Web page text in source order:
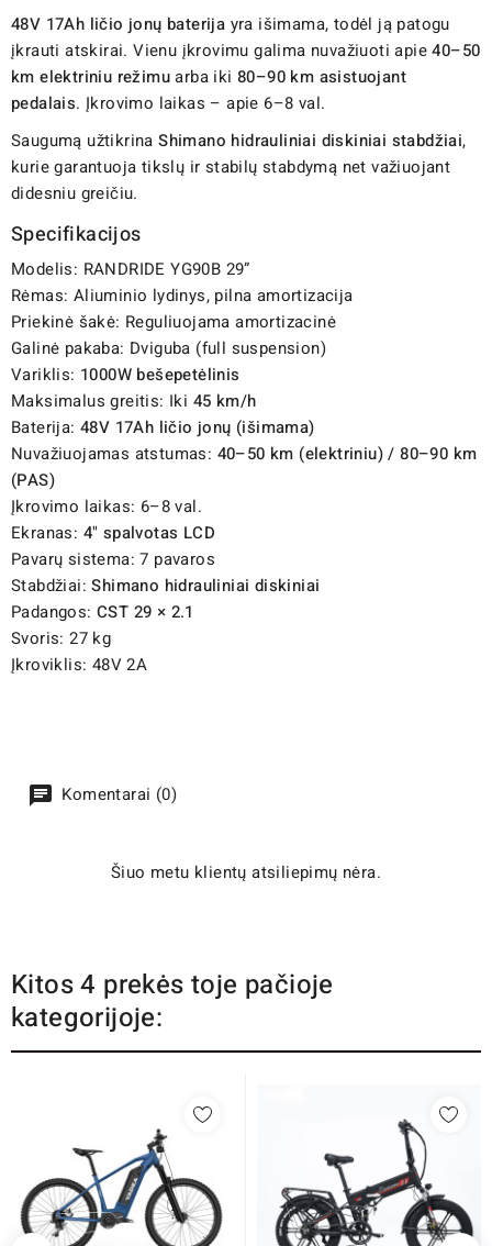
48V 17Ah ličio jonų baterija yra išimama, todėl ją patogu
įkrauti atskirai. Vienu įkrovimu galima nuvažiuoti apie40–50
km elektriniu režimuarba iki80–90 km asistuojant
pedalais. Įkrovimo laikas – apie 6–8 val.
Saugumą užtikrinaShimano hidrauliniai diskiniai stabdžiai,
kurie garantuoja tikslų ir stabilų stabdymą net važiuojant
didesniu greičiu.
Specifikacijos
Modelis: RANDRIDE YG90B 29”
Rėmas: Aliuminio lydinys, pilna amortizacija
Priekinė šakė: Reguliuojama amortizacinė
Galinė pakaba: Dviguba (full suspension)
Variklis: 1000W bešepetėlinis
Maksimalus greitis: Iki 45 km/h
Baterija: 48V 17Ah ličio jonų (išimama)
Nuvažiuojamas atstumas: 40–50 km (elektriniu) / 80–90 km
(PAS)
Įkrovimo laikas: 6–8 val.
Ekranas: 4" spalvotas LCD
Pavarų sistema: 7 pavaros
Stabdžiai:Shimano hidrauliniai diskiniai
Padangos: CST 29 × 2.1
Svoris: 27 kg
Įkroviklis: 48V 2A
Komentarai (0)
Šiuo metu klientų atsiliepimų nėra.
Kitos 4 prekės toje pačioje
kategorijoje: